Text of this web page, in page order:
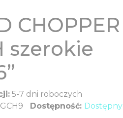
CHOPPER
szerokie
GCH9
5-7 dni roboczych
Dostępność: Dostępny